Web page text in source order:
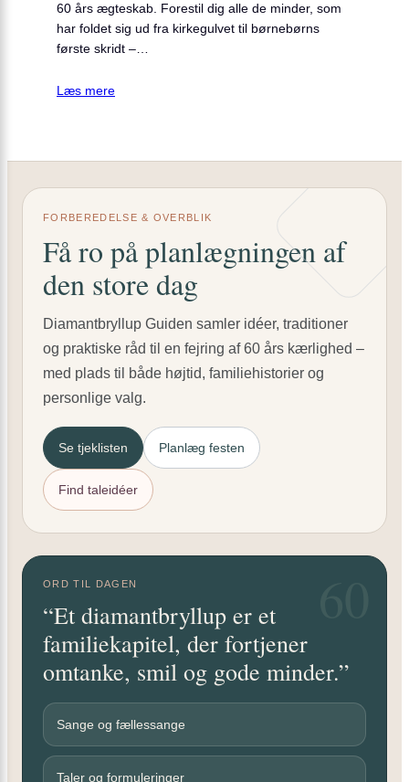
60 års ægteskab. Forestil dig alle de minder, som
har foldet sig ud fra kirkegulvet til børnebørns
første skridt –…
Læs mere
FORBEREDELSE & OVERBLIK
Få ro på planlægningen af
den store dag
Diamantbryllup Guiden samler idéer, traditioner
og praktiske råd til en fejring af 60 års kærlighed –
med plads til både højtid, familiehistorier og
personlige valg.
Se tjeklisten Planlæg festen
Find taleidéer
ORD TIL DAGEN
“Et diamantbryllup er et
familiekapitel, der fortjener
omtanke, smil og gode minder.”
Sange og fællessange
Taler og formuleringer